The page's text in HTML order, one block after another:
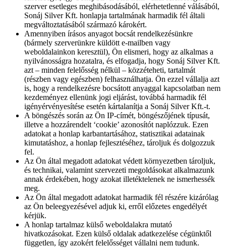
szerver esetleges meghibásodásából, elérhetetlenné válásából,
Sonáj Silver Kft. honlapja tartalmának harmadik fél általi
megváltoztatásából származó károkért.
Amennyiben írásos anyagot bocsát rendelkezésünkre
(bármely szerverünkre küldött e-mailben vagy
weboldalainkon keresztül), Ön elismeri, hogy az alkalmas a
nyilvánosságra hozatalra, és elfogadja, hogy Sonáj Silver Kft.
azt – minden felelősség nélkül – közzéteheti, tartalmát
(részben vagy egészben) felhasználhatja. Ön ezzel vállalja azt
is, hogy a rendelkezésre bocsátott anyaggal kapcsolatban nem
kezdeményez ellenünk jogi eljárást, továbbá harmadik fél
igényérvényesítése esetén kártalanítja a Sonáj Silver Kft.-t.
A böngészés során az Ön IP-címét, böngészőjének típusát,
illetve a hozzárendelt ‘cookie’ azonosítót naplózzuk. Ezen
adatokat a honlap karbantartásához, statisztikai adatainak
kimutatáshoz, a honlap fejlesztéséhez, tároljuk és dolgozzuk
fel.
Az Ön által megadott adatokat védett környezetben tároljuk,
és technikai, valamint szervezeti megoldásokat alkalmazunk
annak érdekében, hogy azokat illetéktelenek ne ismerhessék
meg.
Az Ön által megadott adatokat harmadik fél részére kizárólag
az Ön beleegyezésével adjuk ki, erről előzetes engedélyét
kérjük.
A honlap tartalmaz külső weboldalakra mutató
hivatkozásokat. Ezen külső oldalak adatkezelése cégünktől
független, így azokért felelősséget vállalni nem tudunk.